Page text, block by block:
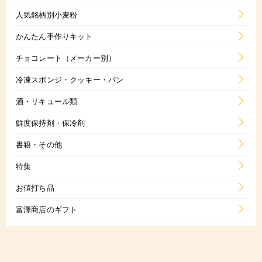
人気銘柄別小麦粉
かんたん手作りキット
チョコレート（メーカー別）
冷凍スポンジ・クッキー・パン
酒・リキュール類
鮮度保持剤・保冷剤
書籍・その他
特集
お値打ち品
富澤商店のギフト